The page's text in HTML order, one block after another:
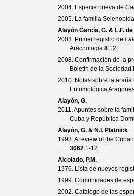
2004. Especie nueva de
2005. La familia
Alayón García, G. & L.F.
2003. Primer registro de
Aracnologia 8:12.
2008. Confirmación de la
Boletín de la
2010. Notas sobre la
Entomológica
Alayón, G.
2011. Apuntes sobre la
Cuba y República
Alayón, G. & N.I. Platnick
1993. A review of the
3062:1-12.
Alcolado, P.M.
1976. Lista de nuevos
1999. Comunidades de
2002. Catálogo de las